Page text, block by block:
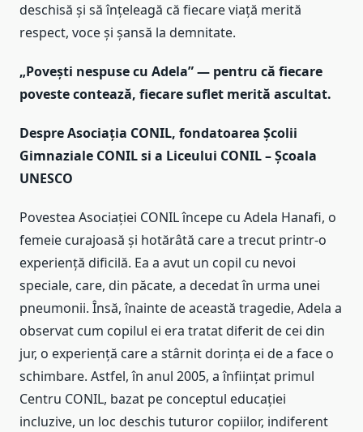
deschisă și să înțeleagă că fiecare viață merită
respect, voce și șansă la demnitate.
„Povești nespuse cu Adela” — pentru că fiecare
poveste contează, fiecare suflet merită ascultat.
Despre Asociația CONIL, fondatoarea Școlii
Gimnaziale CONIL si a Liceului CONIL – Școala
UNESCO
Povestea Asociației CONIL începe cu Adela Hanafi, o
femeie curajoasă și hotărâtă care a trecut printr-o
experiență dificilă. Ea a avut un copil cu nevoi
speciale, care, din păcate, a decedat în urma unei
pneumonii. Însă, înainte de această tragedie, Adela a
observat cum copilul ei era tratat diferit de cei din
jur, o experiență care a stârnit dorința ei de a face o
schimbare. Astfel, în anul 2005, a înființat primul
Centru CONIL, bazat pe conceptul educației
incluzive, un loc deschis tuturor copiilor, indiferent